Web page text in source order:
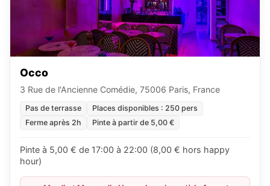
Occo
3 Rue de l'Ancienne Comédie, 75006 Paris, France
Pas de terrasse
Places disponibles : 250 pers
Ferme après 2h
Pinte à partir de 5,00 €
Pinte à 5,00 € de 17:00 à 22:00 (8,00 € hors happy
hour)